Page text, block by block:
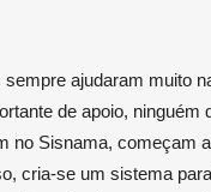
sempre ajudaram muito
de apoio, ninguém
no Sisnama, começam
cria-se um sistema